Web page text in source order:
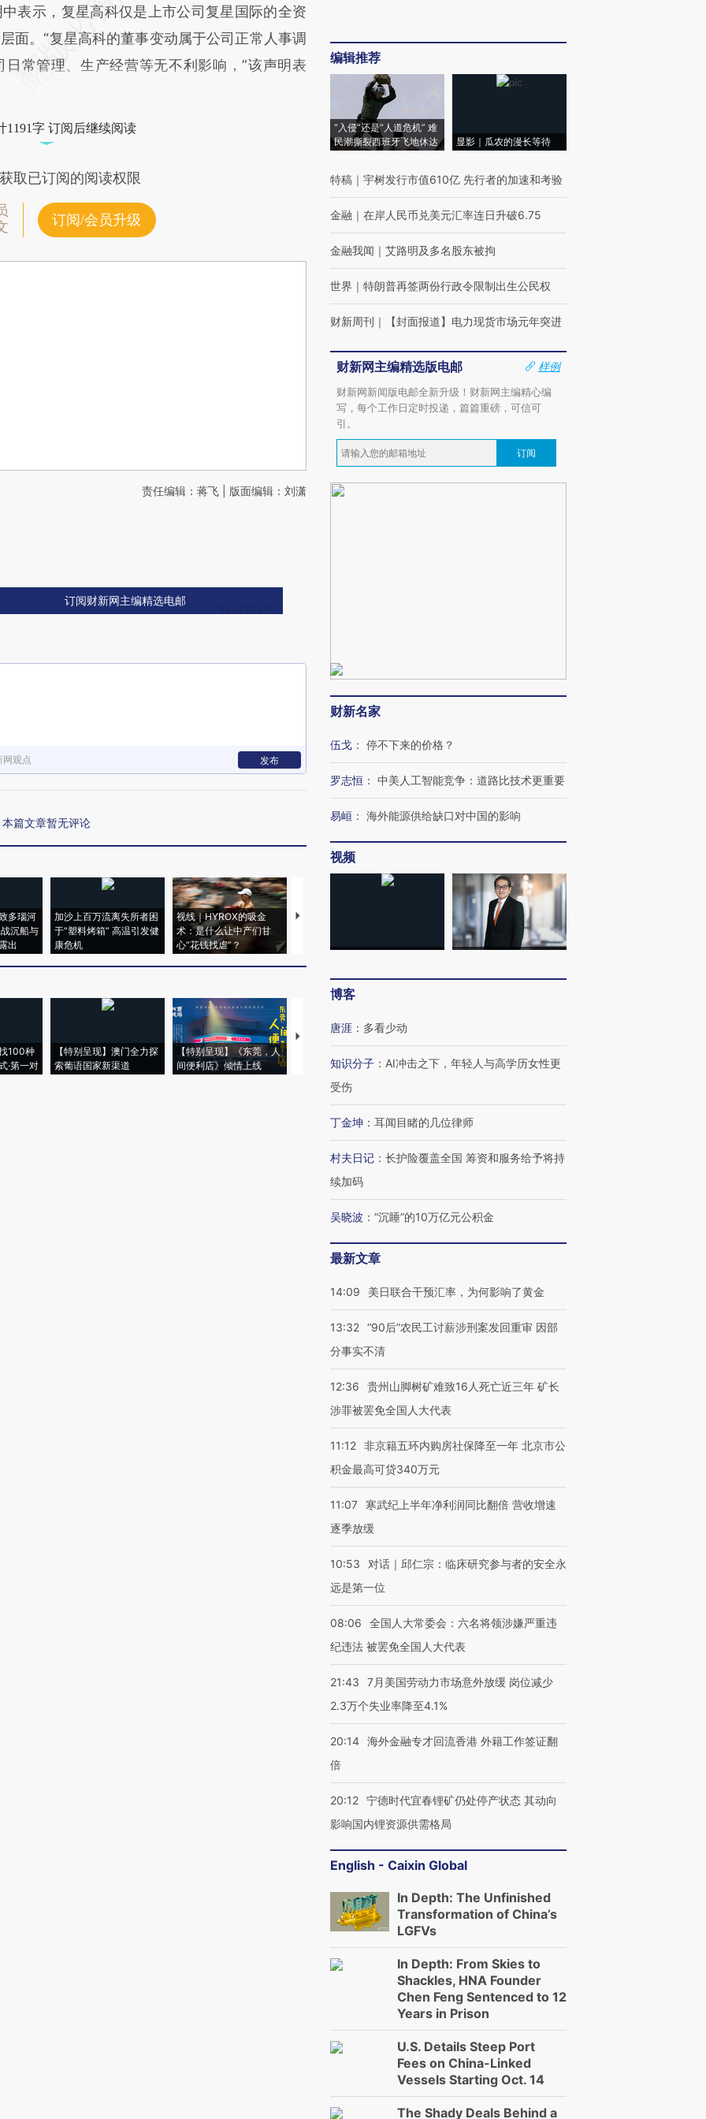
示，复星高科仅是上市公司复星国际的全资
面。“复星高科的董事变动属于公司正常人事调
常管理、生产经营等无不利影响，”该声明表
1191字 订阅后继续阅读
取已订阅的阅读权限
订阅/会员升级
责任编辑：蒋飞 | 版面编辑：刘潇
订阅财新网主编精选电邮
网观点 发布
本篇文章暂无评论
多瑙河
沉船与
出
加沙上百万流离失所者困
于“塑料烤箱” 高温引发健
康危机
视线｜HYROX的吸金
术：是什么让中产们甘
心“花钱找虐”？
马航飞行员跨国走私7万
视线｜被称为“蟑螂”的印
度Z世代 用街头抗争将教
育部长拱下台
视线｜“入侵”还是“人道危
机”？难民潮撕裂西班牙
飞地休达
100种
·第一对
【特别呈现】澳门全力探
索葡语国家新渠道
【特别呈现】《东莞，人
间便利店》倾情上线
【推广】走进第四届链博
有意思的生活方式·第三对
住三大增长引擎是什么？
编辑推荐
“入侵”还是“人道危机” 难
民潮撕裂西班牙飞地休达
显影｜瓜农的漫长等待
特稿 ｜ 宇树发行市值610亿 先行者的加速和考验
金融 ｜ 在岸人民币兑美元汇率连日升破6.75
金融我闻 ｜ 艾路明及多名股东被拘
世界 ｜ 特朗普再签两份行政令限制出生公民权
财新周刊 ｜ 【封面报道】电力现货市场元年突进
财新网主编精选版电邮
样例
财新网新闻版电邮全新升级！财新网主编精心编
写，每个工作日定时投递，篇篇重磅，可信可
引。
订阅
财新名家
伍戈 ： 停不下来的价格？
罗志恒 ： 中美人工智能竞争：道路比技术更重要
易峘 ： 海外能源供给缺口对中国的影响
视频
博客
唐涯 ： 多看少动
知识分子 ： AI冲击之下，年轻人与高学历女性更
受伤
丁金坤 ： 耳闻目睹的几位律师
村夫日记 ： 长护险覆盖全国 筹资和服务给予将持
续加码
吴晓波 ： “沉睡”的10万亿元公积金
最新文章
14:09 美日联合干预汇率，为何影响了黄金
13:32 “90后”农民工讨薪涉刑案发回重审 因部
分事实不清
12:36
贵州山脚树矿难致16人死亡近三年 矿长
涉罪被罢免全国人大代表
11:12 非京籍五环内购房社保降至一年 北京市公
积金最高可贷340万元
11:07
寒武纪上半年净利润同比翻倍 营收增速
逐季放缓
10:53
对话｜邱仁宗：临床研究参与者的安全永
远是第一位
08:06
全国人大常委会：六名将领涉嫌严重违
纪违法 被罢免全国人大代表
21:43
7月美国劳动力市场意外放缓 岗位减少
2.3万个失业率降至4.1%
20:14 海外金融专才回流香港 外籍工作签证翻
倍
20:12 宁德时代宜春锂矿仍处停产状态 其动向
影响国内锂资源供需格局
English - Caixin Global
In Depth: The Unfinished
Transformation of China’s
LGFVs
In Depth: From Skies to
Shackles, HNA Founder
Chen Feng Sentenced to 12
Years in Prison
U.S. Details Steep Port
Fees on China-Linked
Vessels Starting Oct. 14
The Shady Deals Behind a